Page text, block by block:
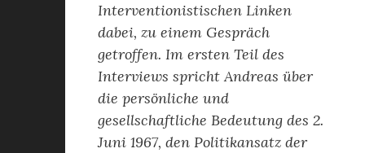
Interventionistischen Linken
dabei, zu einem Gespräch
getroffen. Im ersten Teil des
Interviews spricht Andreas über
die persönliche und
gesellschaftliche Bedeutung des 2.
Juni 1967, den Politikansatz der